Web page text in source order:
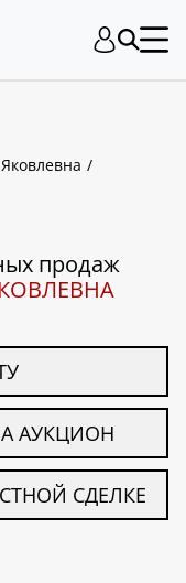
продаж
АУКЦИОН
СДЕЛКЕ